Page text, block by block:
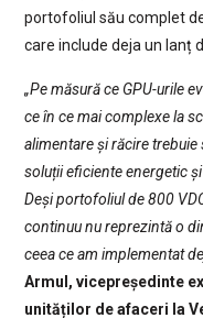
portofoliul său complet
care include deja un lanț
„Pe măsură ce GPU-urile
ce în ce mai complexe la
alimentare și răcire
soluții eficiente energetic
Deși portofoliul de 800
continuu nu reprezintă o
ceea ce am implementat
Armul, vicepreședinte
unităților de afaceri la